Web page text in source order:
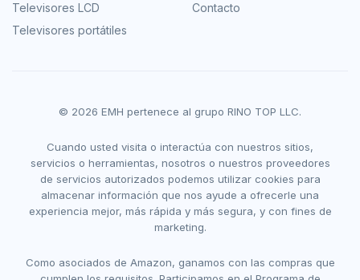
Televisores LCD
Televisores portátiles
Contacto
© 2026 EMH pertenece al grupo RINO TOP LLC.
Cuando usted visita o interactúa con nuestros sitios,
servicios o herramientas, nosotros o nuestros proveedores
de servicios autorizados podemos utilizar cookies para
almacenar información que nos ayude a ofrecerle una
experiencia mejor, más rápida y más segura, y con fines de
marketing.
Como asociados de Amazon, ganamos con las compras que